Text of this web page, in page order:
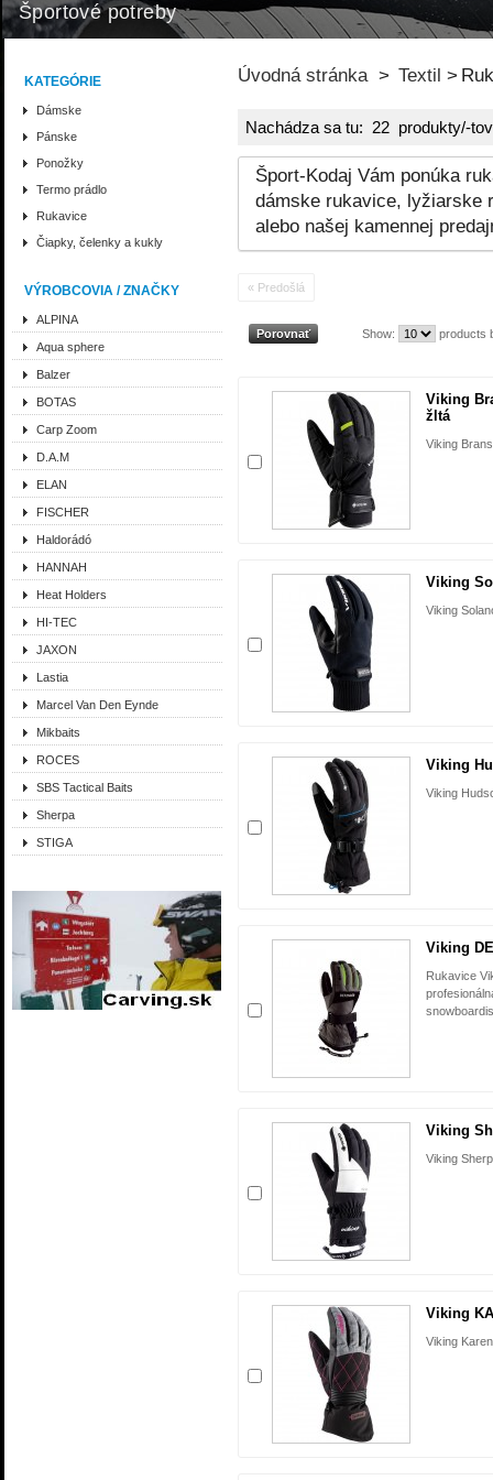
Športové potreby
KATEGÓRIE
Dámske
Pánske
Ponožky
Termo prádlo
Rukavice
Čiapky, čelenky a kukly
VÝROBCOVIA / ZNAČKY
ALPINA
Aqua sphere
Balzer
BOTAS
Carp Zoom
D.A.M
ELAN
FISCHER
Haldorádó
HANNAH
Heat Holders
HI-TEC
JAXON
Lastia
Marcel Van Den Eynde
Mikbaits
ROCES
SBS Tactical Baits
Sherpa
STIGA
Úvodná stránka > Textil >
Nachádza sa tu: 22 produkty/-
Šport-Kodaj Vám ponúka
dámske rukavice, lyžiarske
alebo našej kamennej
« Predošlá
Show: products
Viking
žltá
Viking
Viking
Viking
Viking
Viking
Viking
Rukavice
Viking
Viking
Viking
Viking